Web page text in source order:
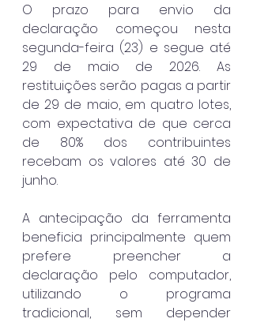
O prazo para envio da
declaração começou nesta
segunda-feira (23) e segue até
29 de maio de 2026. As
restituições serão pagas a partir
de 29 de maio, em quatro lotes,
com expectativa de que cerca
de 80% dos contribuintes
recebam os valores até 30 de
junho.
A antecipação da ferramenta
beneficia principalmente quem
prefere preencher a
declaração pelo computador,
utilizando o programa
tradicional, sem depender